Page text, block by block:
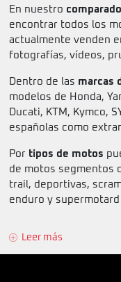
En nuestro
encontrar todos los
actualmente venden
fotografías, vídeos,
Dentro de las marcas
modelos de Honda,
Ducati, KTM, Kymco,
españolas como
Por tipos de motos
de motos segmentos
trail, deportivas,
enduro y
Leer más